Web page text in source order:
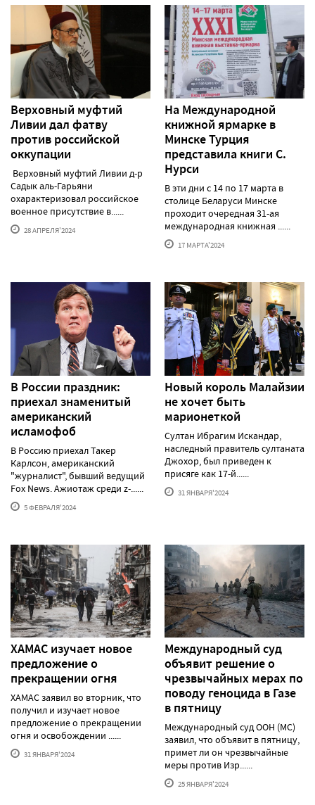
Верховный муфтий
Ливии дал фатву
против российской
оккупации
Верховный муфтий Ливии д-р
Садык аль-Гарьяни
охарактеризовал российское
военное присутствие в......
28 АПРЕЛЯ'2024
На Международной
книжной ярмарке в
Минске Турция
представила книги С.
Нурси
В эти дни с 14 по 17 марта в
столице Беларуси Минске
проходит очередная 31-ая
международная книжная ......
17 МАРТА'2024
В России праздник:
приехал знаменитый
американский
исламофоб
В Россию приехал Такер
Карлсон, американский
"журналист", бывший ведущий
Fox News. Ажиотаж среди z-......
5 ФЕВРАЛЯ'2024
Новый король Малайзии
не хочет быть
марионеткой
Султан Ибрагим Искандар,
наследный правитель султаната
Джохор, был приведен к
присяге как 17-й......
31 ЯНВАРЯ'2024
ХАМАС изучает новое
предложение о
прекращении огня
ХАМАС заявил во вторник, что
получил и изучает новое
предложение о прекращении
огня и освобождении ......
31 ЯНВАРЯ'2024
Международный суд
объявит решение о
чрезвычайных мерах по
поводу геноцида в Газе
в пятницу
Международный суд ООН (МС)
заявил, что объявит в пятницу,
примет ли он чрезвычайные
меры против Изр......
25 ЯНВАРЯ'2024